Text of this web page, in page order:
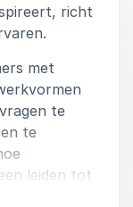
richt
met
te
te
leiden tot
en